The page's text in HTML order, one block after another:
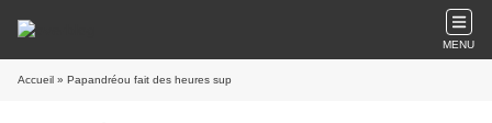
MENU
Accueil » Papandréou fait des heures sup